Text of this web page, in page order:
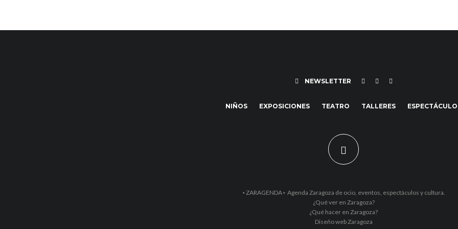
NEWSLETTER
NIÑOS EXPOSICIONES TEATRO TALLERES
⋆ZARAGENDA⋆ Agenda Zaragoza de ocio, eventos, espectáculos y cultura.
¿Qué ver en Zaragoza?
¿Qué hacer en Zaragoza?
Diseño web Zaragoza